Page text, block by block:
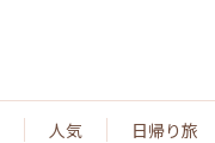
人気 日帰り旅